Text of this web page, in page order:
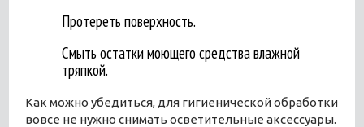
Протереть поверхность.
Смыть остатки моющего средства влажной
тряпкой.
Как можно убедиться, для гигиенической обработки
вовсе не нужно снимать осветительные аксессуары.